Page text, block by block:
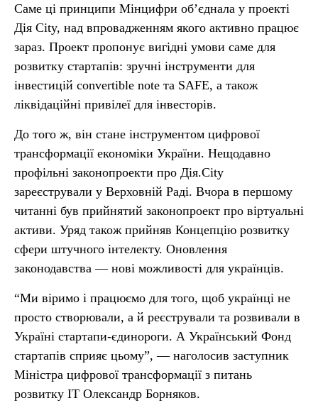
Саме ці принципи Мінцифри об’єднала у проекті
Дія City, над впровадженням якого активно працює
зараз. Проект пропонує вигідні умови саме для
розвитку стартапів: зручні інструменти для
інвестицій convertible note та SAFE, а також
ліквідаційні привілеї для інвесторів.
До того ж, він стане інструментом цифрової
трансформації економіки України. Нещодавно
профільні законопроекти про Дія.City
зареєстрували у Верховній Раді. Вчора в першому
читанні був прийнятий законопроект про віртуальні
активи. Уряд також прийняв Концепцію розвитку
сфери штучного інтелекту. Оновлення
законодавства — нові можливості для українців.
“Ми віримо і працюємо для того, щоб українці не
просто створювали, а й реєстрували та розвивали в
Україні стартапи-єдинороги. А Український Фонд
стартапів сприяє цьому”, — наголосив заступник
Міністра цифрової трансформації з питань
розвитку IT Олександр Борняков.